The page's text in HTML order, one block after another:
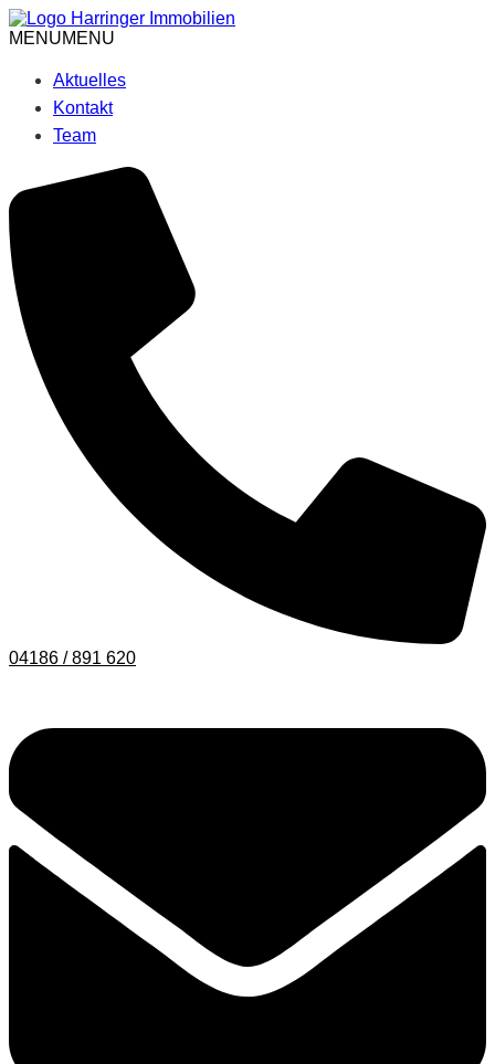
Skip
to
MENUMENU
Aktuelles
Kontakt
Team
04186 / 891 620